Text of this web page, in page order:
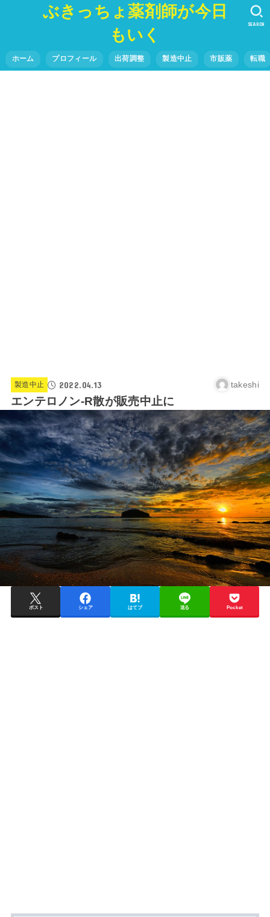
ぶきっちょ薬剤師が今日
もいく
ホーム プロフィール 出荷調整 製造中止 市販薬 転職
SEARCH
製造中止 2022.04.13 takeshi
エンテロノン‐R散が販売中止に
ポスト シェア はてブ 送る Pocket